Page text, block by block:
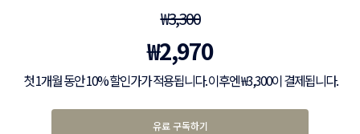
₩3,300
₩2,970
첫 1개월 동안 10% 할인가가 적용됩니다. 이후엔 ₩3,300이 결제됩니다.
유료 구독하기